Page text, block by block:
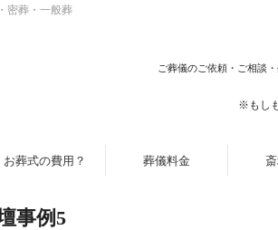
密葬・一般葬
ご葬儀のご依頼・ご相談
※もし
お葬式の費用？ 葬儀料金
事例5